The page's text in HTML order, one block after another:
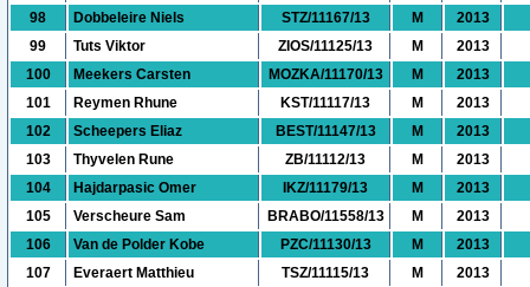
98
Dobbeleire Niels STZ/11167/13 M
2013
99
Tuts Viktor ZIOS/11125/13 M
2013
100
Meekers Carsten MOZKA/11170/13 M
2013
101
Reymen Rhune KST/11117/13 M
2013
102
Scheepers Eliaz BEST/11147/13 M
2013
103
Thyvelen Rune ZB/11112/13 M
2013
104
Hajdarpasic Omer IKZ/11179/13 M
2013
105
Verscheure Sam BRABO/11558/13 M
2013
106
Van de Polder Kobe PZC/11130/13 M
2013
107
Everaert Matthieu TSZ/11115/13 M
2013